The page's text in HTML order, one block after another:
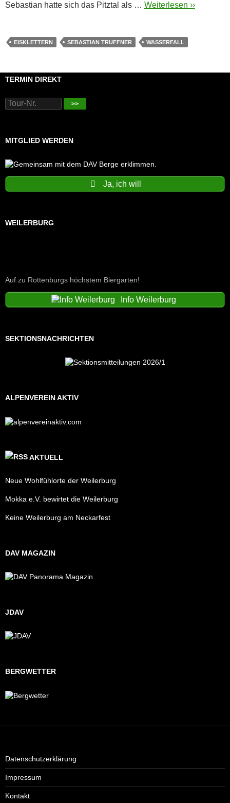
Sebastian hatte sich das Pitztal als … Weiterlesen ››
EISKLETTERN SEBASTIAN TRUFFNER WASSERFALL
TERMIN DIREKT
>>
MITGLIED WERDEN
Ja, ich will
WEILERBURG
Auf zu Rottenburgs höchstem Biergarten!
Info Weilerburg
SEKTIONSNACHRICHTEN
ALPENVEREIN AKTIV
AKTUELL
Neue Wohlfühlorte der Weilerburg
Mokka e.V. bewirtet die Weilerburg
Keine Weilerburg am Neckarfest
DAV MAGAZIN
JDAV
BERGWETTER
Datenschutzerklärung
Impressum
Kontakt